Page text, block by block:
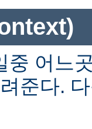
중 어느
준다.